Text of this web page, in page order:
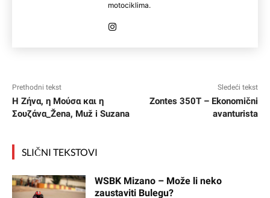
motociklima.
Prethodni tekst
Η Ζήνα, η Μούσα και η
Σουζάνα_Žena, Muž i Suzana
Sledeći tekst
Zontes 350T – Ekonomični
avanturista
SLIČNI TEKSTOVI
WSBK Mizano – Može li neko
zaustaviti Bulegu?